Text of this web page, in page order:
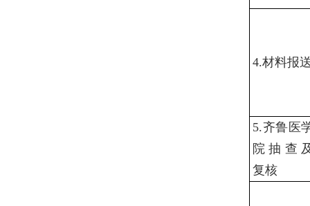
4.材料报
5.齐鲁医
院抽查
复核